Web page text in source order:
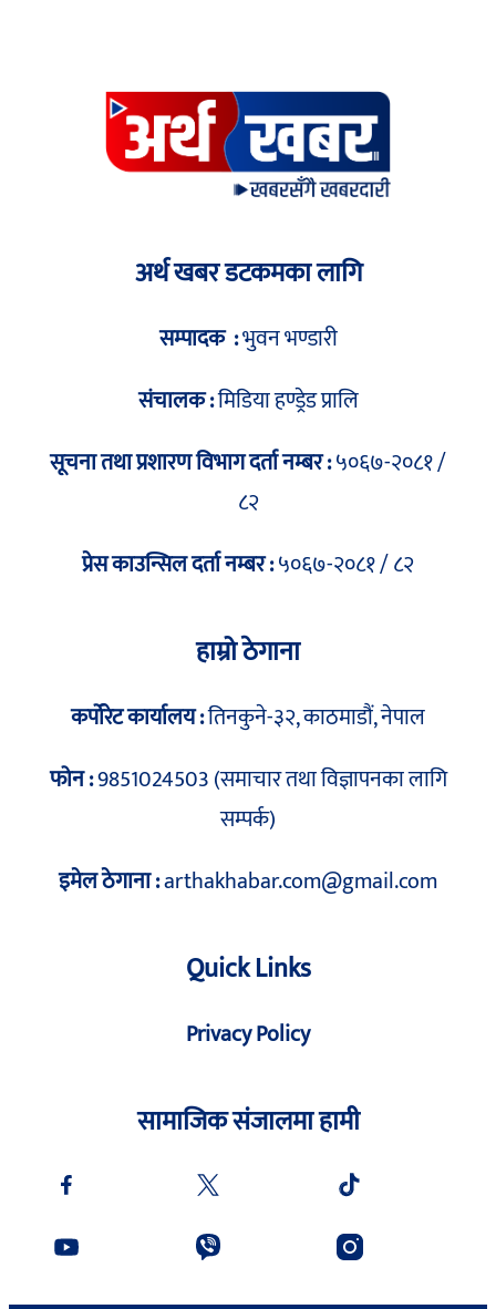
अर्थ खबर डटकमका लागि
सम्पादक :भुवन भण्डारी
संचालक :मिडिया हण्ड्रेड प्रालि
सूचना तथा प्रशारण विभाग दर्ता नम्बर :५०६७-२०८१ /
८२
प्रेस काउन्सिल दर्ता नम्बर :५०६७-२०८१ / ८२
हाम्रो ठेगाना
कर्पोरेट कार्यालय :तिनकुने-३२, काठमाडौं, नेपाल
फोन :9851024503 (समाचार तथा विज्ञापनका लागि
सम्पर्क)
इमेल ठेगाना :arthakhabar.com@gmail.com
Quick Links
Privacy Policy
सामाजिक संजालमा हामी